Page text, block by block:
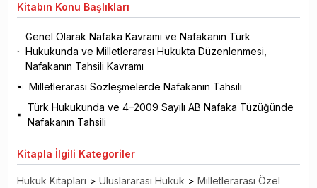
Kitabın Konu Başlıkları
Genel Olarak Nafaka Kavramı ve Nafakanın Türk
Hukukunda ve Milletlerarası Hukukta Düzenlenmesi,
Nafakanın Tahsili Kavramı
Milletlerarası Sözleşmelerde Nafakanın Tahsili
Türk Hukukunda ve 4–2009 Sayılı AB Nafaka Tüzüğünde
Nafakanın Tahsili
Kitapla İlgili Kategoriler
Hukuk Kitapları > Uluslararası Hukuk > Milletlerarası Özel